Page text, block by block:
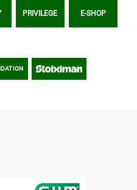
PRIVILEGE E-SHOP
STOIXIMAN